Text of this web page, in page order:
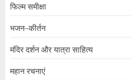
फिल्म समीक्षा
भजन–कीर्तन
मंदिर दर्शन और यात्रा साहित्य
महान रचनाएं